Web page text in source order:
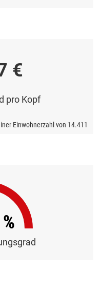
pro Kopf
€
Einwohnerzahl von 14.411